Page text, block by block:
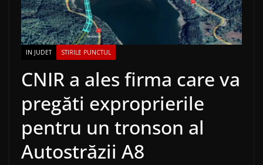
IN JUDET STIRILE PUNCTUL
CNIR a ales firma care va
pregăti exproprierile
pentru un tronson al
Autostrăzii A8